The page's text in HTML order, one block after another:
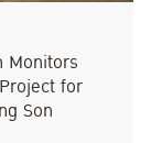
Monitors
for
Son